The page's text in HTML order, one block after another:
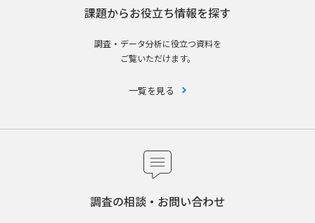
課題からお役立ち情報を探す
調査・データ分析に役立つ資料を
ご覧いただけます。
一覧を見る
調査の相談・お問い合わせ